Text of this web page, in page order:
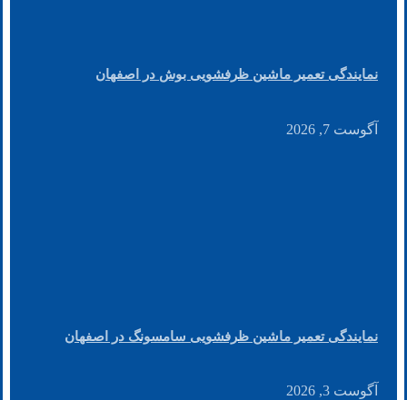
نمایندگی تعمیر ماشین ظرفشویی بوش در اصفهان
آگوست 7, 2026
نمایندگی تعمیر ماشین ظرفشویی سامسونگ در اصفهان
آگوست 3, 2026